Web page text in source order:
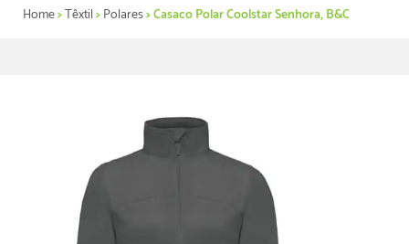
Home>Têxtil>Polares> Casaco Polar Coolstar Senhora, B&C